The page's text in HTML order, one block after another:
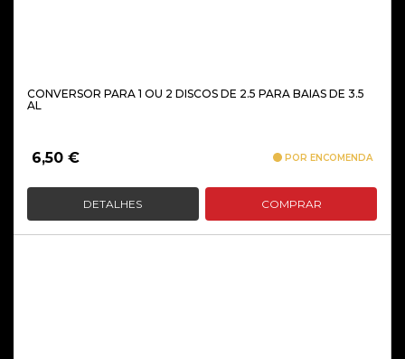
CONVERSOR PARA 1 OU 2 DISCOS DE 2.5 PARA BAIAS DE 3.5
AL
6,50 € POR ENCOMENDA
DETALHES COMPRAR